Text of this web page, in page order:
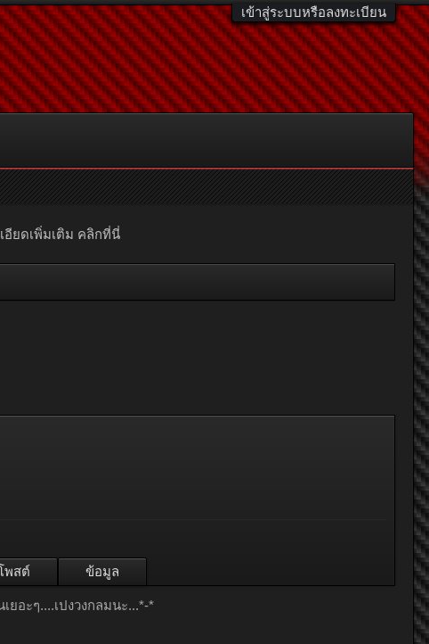
เข้าสู่ระบบหรือลงทะเบียน
อียดเพิ่มเติม คลิกที่นี่
พสต์ ข้อมูล
อะๆ....เปงวงกลมนะ...*-*